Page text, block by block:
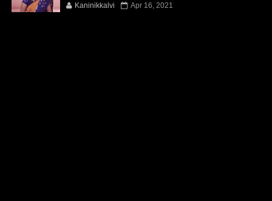
Kaninikkalvi Apr 16, 2021